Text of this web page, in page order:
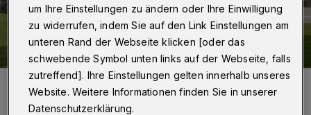
um Ihre Einstellungen zu ändern oder Ihre Einwilligung
zu widerrufen, indem Sie auf den Link Einstellungen am
unteren Rand der Webseite klicken [oder das
schwebende Symbol unten links auf der Webseite, falls
zutreffend]. Ihre Einstellungen gelten innerhalb unseres
Website. Weitere Informationen finden Sie in unserer
Datenschutzerklärung.